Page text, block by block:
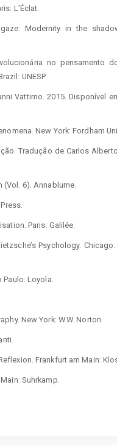
L’Éclat.
Modernity in the
no pensamento
UNESP
Vattimo. 2015. Disponível
New York: Fordham
Tradução de Carlos
(Vol. 6). Annablume.
Paris: Galilée.
Psychology.
Paulo: Loyola.
New York: W.W. Norton.
Frankfurt am Main:
Suhrkamp.